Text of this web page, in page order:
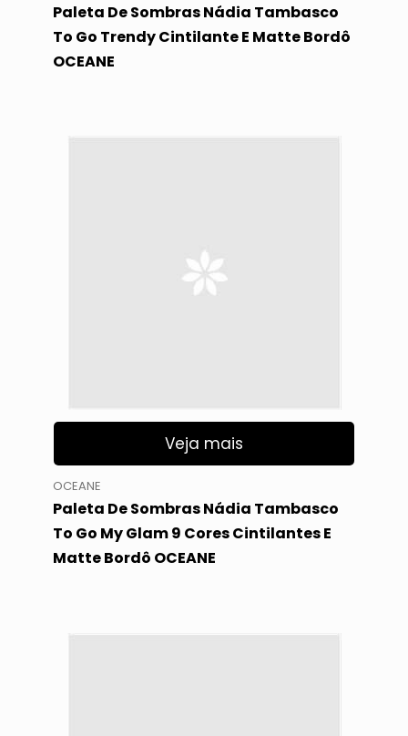
Paleta De Sombras Nádia Tambasco
To Go Trendy Cintilante E Matte Bordô
OCEANE
Veja mais
OCEANE
Paleta De Sombras Nádia Tambasco
To Go My Glam 9 Cores Cintilantes E
Matte Bordô OCEANE